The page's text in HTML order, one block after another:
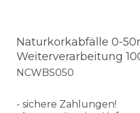
Naturkorkabfälle 0-
Weiterverarbeitung
NCWBS050
- sichere Zahlungen!